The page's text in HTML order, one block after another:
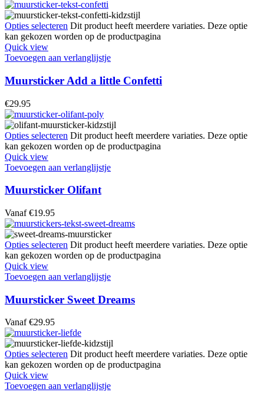
Opties selecteren Dit product heeft meerdere variaties. Deze optie
kan gekozen worden op de productpagina
Quick view
Toevoegen aan verlanglijstje
Muursticker Add a little Confetti
€29.95
Opties selecteren Dit product heeft meerdere variaties. Deze optie
kan gekozen worden op de productpagina
Quick view
Toevoegen aan verlanglijstje
Muursticker Olifant
Vanaf €19.95
Opties selecteren Dit product heeft meerdere variaties. Deze optie
kan gekozen worden op de productpagina
Quick view
Toevoegen aan verlanglijstje
Muursticker Sweet Dreams
Vanaf €29.95
Opties selecteren Dit product heeft meerdere variaties. Deze optie
kan gekozen worden op de productpagina
Quick view
Toevoegen aan verlanglijstje